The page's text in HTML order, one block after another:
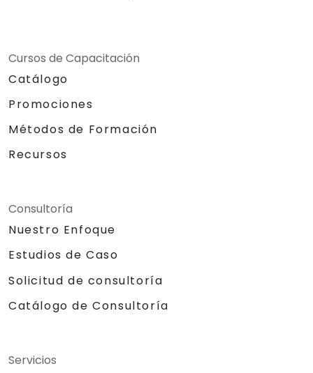
Cursos de Capacitación
Catálogo
Promociones
Métodos de Formación
Recursos
Consultoría
Nuestro Enfoque
Estudios de Caso
Solicitud de consultoría
Catálogo de Consultoría
Servicios